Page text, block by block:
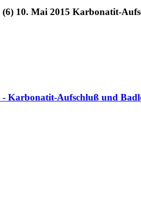
10. Mai 2015 Karbonatit-
Karbonatit-Aufschluß und